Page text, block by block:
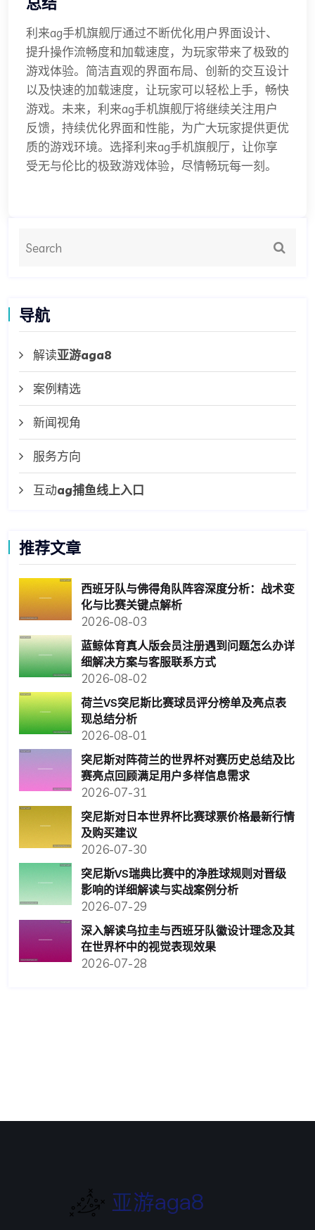
利来ag手机旗舰厅通过不断优化用户界面设计、
提升操作流畅度和加载速度，为玩家带来了极致的
游戏体验。简洁直观的界面布局、创新的交互设计
以及快速的加载速度，让玩家可以轻松上手，畅快
游戏。未来，利来ag手机旗舰厅将继续关注用户
反馈，持续优化界面和性能，为广大玩家提供更优
质的游戏环境。选择利来ag手机旗舰厅，让你享
受无与伦比的极致游戏体验，尽情畅玩每一刻。
导航
解读亚游aga8
案例精选
新闻视角
服务方向
互动ag捕鱼线上入口
推荐文章
西班牙队与佛得角队阵容深度分析：战术变
化与比赛关键点解析
2026-08-03
蓝鲸体育真人版会员注册遇到问题怎么办详
细解决方案与客服联系方式
2026-08-02
荷兰VS突尼斯比赛球员评分榜单及亮点表
现总结分析
2026-08-01
突尼斯对阵荷兰的世界杯对赛历史总结及比
赛亮点回顾满足用户多样信息需求
2026-07-31
突尼斯对日本世界杯比赛球票价格最新行情
及购买建议
2026-07-30
突尼斯VS瑞典比赛中的净胜球规则对晋级
影响的详细解读与实战案例分析
2026-07-29
深入解读乌拉圭与西班牙队徽设计理念及其
在世界杯中的视觉表现效果
2026-07-28